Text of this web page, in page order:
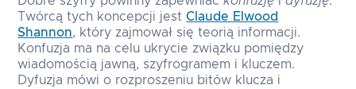
Twórcą tych koncepcji jestClaude Elwood
Shannon, który zajmował się teorią informacji.
Konfuzja ma na celu ukrycie związku pomiędzy
wiadomością jawną, szyfrogramem i kluczem.
Dyfuzja mówi o rozproszeniu bitów klucza i